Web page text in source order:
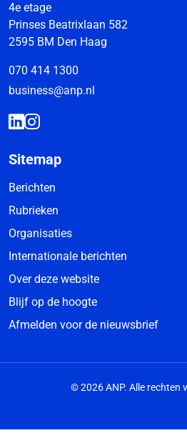
4e etage
Prinses Beatrixlaan 582
2595 BM Den Haag
070 414 1300
business@anp.nl
Sitemap
Berichten
Rubrieken
Organisaties
Internationale berichten
Over deze website
Blijf op de hoogte
Afmelden voor de nieuwsbrief
© 2026 ANP. Alle rechten